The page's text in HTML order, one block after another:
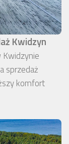
Kwidzyn
Kwidzynie
sprzedaż
komfort